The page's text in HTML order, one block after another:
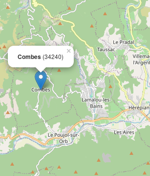
Combes (34240)
×